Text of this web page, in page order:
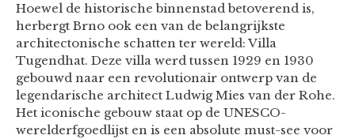
Hoewel de historische binnenstad betoverend is,
herbergt Brno ook een van de belangrijkste
architectonische schatten ter wereld: Villa
Tugendhat. Deze villa werd tussen 1929 en 1930
gebouwd naar een revolutionair ontwerp van de
legendarische architect Ludwig Mies van der Rohe.
Het iconische gebouw staat op de UNESCO-
werelderfgoedlijst en is een absolute must-see voor